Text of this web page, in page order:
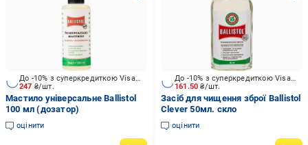
247 ₴/шт.
До -10% з суперкредиткою Visa Вигода
Мастило універсальне Ballistol
100 мл (дозатор)
оцінити
161.50₴/шт.
До -10% з суперкредиткою Visa Вигода
Засіб для чищення зброї Ballistol
Clever 50мл. скло
оцінити